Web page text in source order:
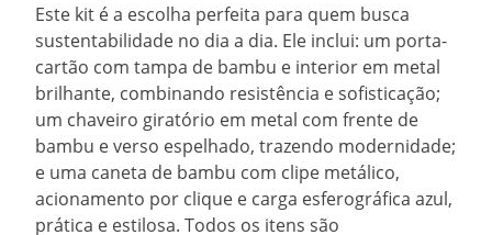
Este kit é a escolha perfeita para quem busca
sustentabilidade no dia a dia. Ele inclui: um porta-
cartão com tampa de bambu e interior em metal
brilhante, combinando resistência e sofisticação;
um chaveiro giratório em metal com frente de
bambu e verso espelhado, trazendo modernidade;
e uma caneta de bambu com clipe metálico,
acionamento por clique e carga esferográfica azul,
prática e estilosa. Todos os itens são